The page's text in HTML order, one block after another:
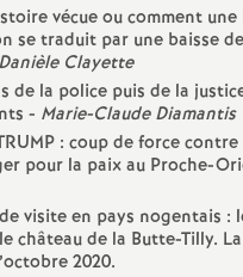
g
n
e
m
vécue ou comment une
se traduit par une baisse
Danièle Clayette
de la police puis de la
- Marie-Claude Diamantis
: coup de force
pour la paix au Proche-
visite en pays nogentais :
château de la Butte-Tilly.
2020.